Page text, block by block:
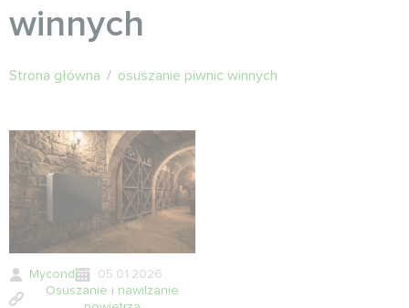
winnych
Strona główna / osuszanie piwnic winnych
Mycond
05.01.2026
Osuszanie i nawilżanie